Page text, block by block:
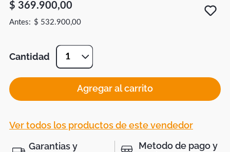
$ 369.900,00
$ 532.900,00
Cantidad 1
Agregar al carrito
Ver todos los productos de este vendedor
Garantias y
Metodo de pago y